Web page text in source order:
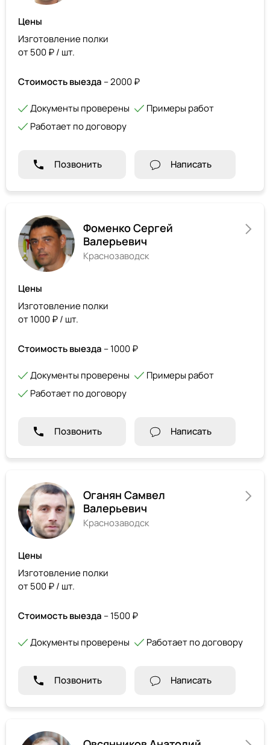
Цены
Изготовление полки
от 500 ₽ / шт.
Стоимость выезда – 2000 ₽
Документы проверены
Примеры работ
Работает по договору
Позвонить Написать
Фоменко Сергей
Валерьевич
Краснозаводск
Цены
Изготовление полки
от 1000 ₽ / шт.
Стоимость выезда – 1000 ₽
Документы проверены
Примеры работ
Работает по договору
Позвонить Написать
Оганян Самвел
Валерьевич
Краснозаводск
Цены
Изготовление полки
от 500 ₽ / шт.
Стоимость выезда – 1500 ₽
Документы проверены Работает по договору
Позвонить Написать